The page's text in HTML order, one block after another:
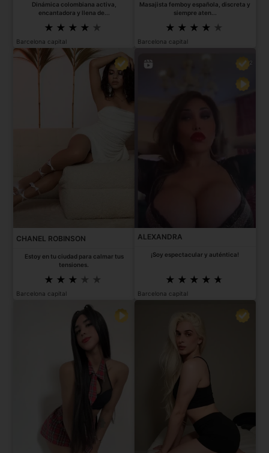
Dinámica colombiana activa,
encantadora y llena de...
Barcelona capital
Masajista femboy española, discreta y
siempre aten...
Barcelona capital
CHANEL ROBINSON
Estoy en tu ciudad para calmar tus
tensiones.
Barcelona capital
ALEXANDRA
¡Soy espectacular y auténtica!
Barcelona capital